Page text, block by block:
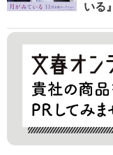
いる